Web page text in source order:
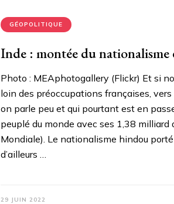
GÉOPOLITIQUE
Inde : montée du nationalisme
Photo : MEAphotogallery (Flickr) Et si
loin des préoccupations françaises,
on parle peu et qui pourtant est en
peuplé du monde avec ses 1,38 milliard
Mondiale). Le nationalisme hindou
d’ailleurs …
29 JUIN 2022